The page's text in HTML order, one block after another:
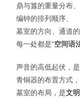
鼎与簋的重量分布、
编钟的排列顺序、
墓室的方向、通道
每一处都是”空间语
声音的高低起伏，
青铜器的布置方式
墓室的布局，是文